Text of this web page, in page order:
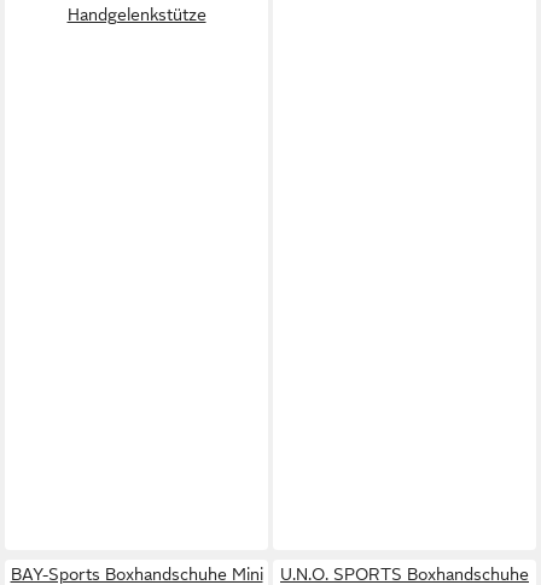
Handgelenkstütze
BAY-Sports Boxhandschuhe Mini
U.N.O. SPORTS Boxhandschuhe